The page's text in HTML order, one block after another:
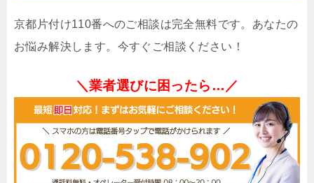
京都片付け110番へのご相談は完全無料です。あなたの
お悩み解決します。今すぐご相談ください！
＼業者選びに困ったら…／